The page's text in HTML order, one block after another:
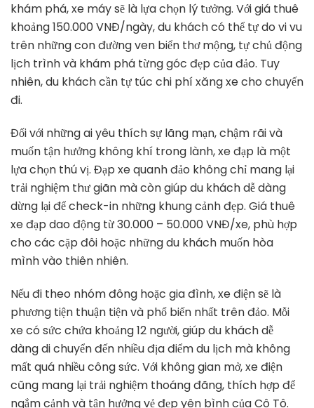
khám phá, xe máy sẽ là lựa chọn lý tưởng. Với giá thuê
khoảng 150.000 VNĐ/ngày, du khách có thể tự do vi vu
trên những con đường ven biển thơ mộng, tự chủ động
lịch trình và khám phá từng góc đẹp của đảo. Tuy
nhiên, du khách cần tự túc chi phí xăng xe cho chuyến
đi.
Đối với những ai yêu thích sự lãng mạn, chậm rãi và
muốn tận hưởng không khí trong lành, xe đạp là một
lựa chọn thú vị. Đạp xe quanh đảo không chỉ mang lại
trải nghiệm thư giãn mà còn giúp du khách dễ dàng
dừng lại để check-in những khung cảnh đẹp. Giá thuê
xe đạp dao động từ 30.000 – 50.000 VNĐ/xe, phù hợp
cho các cặp đôi hoặc những du khách muốn hòa
mình vào thiên nhiên.
Nếu đi theo nhóm đông hoặc gia đình, xe điện sẽ là
phương tiện thuận tiện và phổ biến nhất trên đảo. Mỗi
xe có sức chứa khoảng 12 người, giúp du khách dễ
dàng di chuyển đến nhiều địa điểm du lịch mà không
mất quá nhiều công sức. Với không gian mở, xe điện
cũng mang lại trải nghiệm thoáng đãng, thích hợp để
ngắm cảnh và tận hưởng vẻ đẹp yên bình của Cô Tô.